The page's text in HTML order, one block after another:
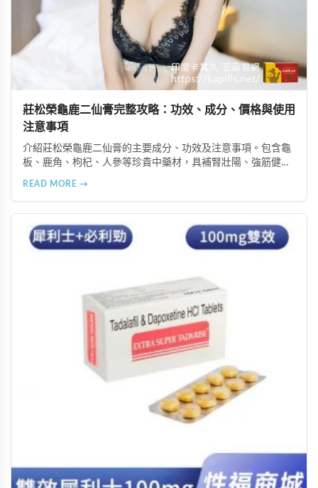
莊松榮龜鹿二仙膏完整攻略：功效、成分、價格與使用
注意事項
介紹莊松榮龜鹿二仙膏的主要成分、功效及注意事項。包含龜
板、鹿角、枸杞、人參等珍貴中藥材，具補腎壯陽、強筋健
READ MORE →